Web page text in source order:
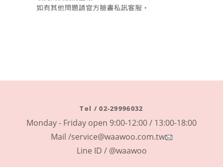
Tel / 02-29996032
Monday - Friday open 9:00-12:00 / 13:00-18:00
Mail /service@waawoo.com.tw
Line ID / @waawoo